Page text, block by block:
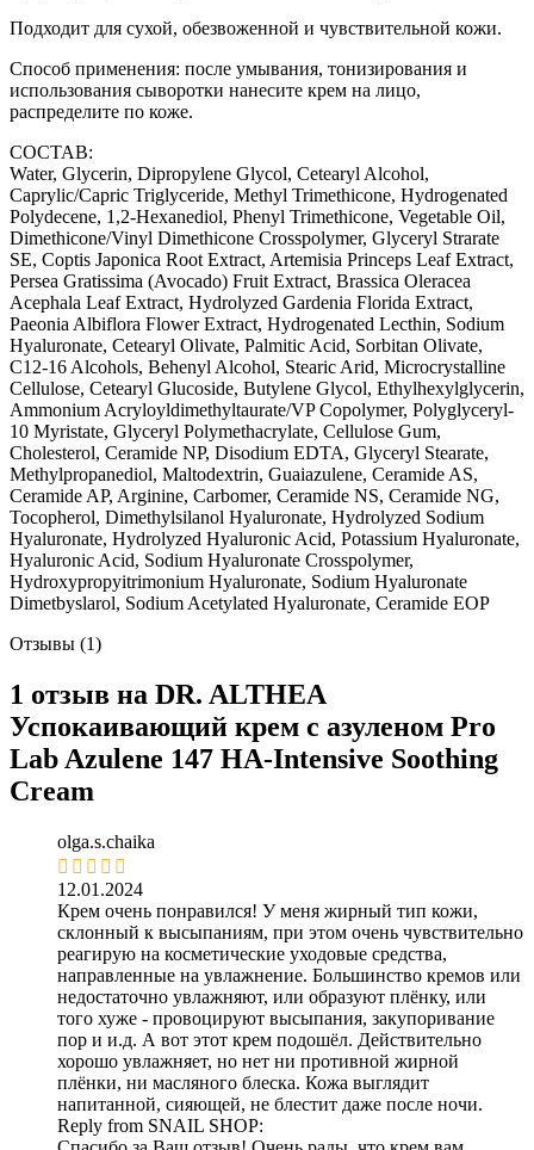
Подходит для сухой, обезвоженной и чувствительной кожи.
Способ применения: после умывания, тонизирования и
использования сыворотки нанесите крем на лицо,
распределите по коже.
СОСТАВ:
Water, Glycerin, Dipropylene Glycol, Cetearyl Alcohol,
Caprylic/Capric Triglyceride, Methyl Trimethicone, Hydrogenated
Polydecene, 1,2-Hexanediol, Phenyl Trimethicone, Vegetable Oil,
Dimethicone/Vinyl Dimethicone Crosspolymer, Glyceryl Strarate
SE, Coptis Japonica Root Extract, Artemisia Princeps Leaf Extract,
Persea Gratissima (Avocado) Fruit Extract, Brassica Oleracea
Acephala Leaf Extract, Hydrolyzed Gardenia Florida Extract,
Paeonia Albiflora Flower Extract, Hydrogenated Lecthin, Sodium
Hyaluronate, Cetearyl Olivate, Palmitic Acid, Sorbitan Olivate,
C12-16 Alcohols, Behenyl Alcohol, Stearic Arid, Microcrystalline
Cellulose, Cetearyl Glucoside, Butylene Glycol, Ethylhexylglycerin,
Ammonium Acryloyldimethyltaurate/VP Copolymer, Polyglyceryl-
10 Myristate, Glyceryl Polymethacrylate, Cellulose Gum,
Cholesterol, Ceramide NP, Disodium EDTA, Glyceryl Stearate,
Methylpropanediol, Maltodextrin, Guaiazulene, Ceramide AS,
Ceramide AP, Arginine, Carbomer, Ceramide NS, Ceramide NG,
Tocopherol, Dimethylsilanol Hyaluronate, Hydrolyzed Sodium
Hyaluronate, Hydrolyzed Hyaluronic Acid, Potassium Hyaluronate,
Hyaluronic Acid, Sodium Hyaluronate Crosspolymer,
Hydroxypropyitrimonium Hyaluronate, Sodium Hyaluronate
Dimetbyslarol, Sodium Acetylated Hyaluronate, Ceramide EOP
Отзывы (1)
1 отзыв на DR. ALTHEA
Успокаивающий крем с азуленом Pro
Lab Azulene 147 HA-Intensive Soothing
Cream
olga.s.chaika
12.01.2024
Крем очень понравился! У меня жирный тип кожи,
склонный к высыпаниям, при этом очень чувствительно
реагирую на косметические уходовые средства,
направленные на увлажнение. Большинство кремов или
недостаточно увлажняют, или образуют плёнку, или
того хуже - провоцируют высыпания, закупоривание
пор и и.д. А вот этот крем подошёл. Действительно
хорошо увлажняет, но нет ни противной жирной
плёнки, ни масляного блеска. Кожа выглядит
напитанной, сияющей, не блестит даже после ночи.
Reply from SNAIL SHOP: